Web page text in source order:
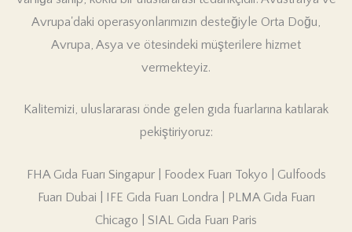
Avrupa'daki operasyonlarımızın desteğiyle Orta Doğu,
Avrupa, Asya ve ötesindeki müşterilere hizmet
vermekteyiz.
Kalitemizi, uluslararası önde gelen gıda fuarlarına katılarak
pekiştiriyoruz:
FHA Gıda Fuarı Singapur | Foodex Fuarı Tokyo | Gulfoods
Fuarı Dubai | IFE Gıda Fuarı Londra | PLMA Gıda Fuarı
Chicago | SIAL Gıda Fuarı Paris